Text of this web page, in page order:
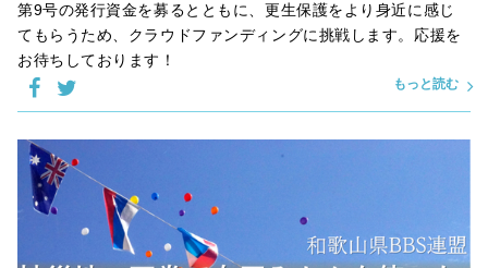
第9号の発行資金を募るとともに、更生保護をより身近に感じ
てもらうため、クラウドファンディングに挑戦します。応援を
お待ちしております！
もっと読む